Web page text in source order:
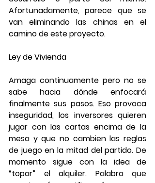
Afortunadamente, parece que se
van eliminando las chinas en el
camino de este proyecto.
Ley de Vivienda
Amaga continuamente pero no se
sabe hacia dónde enfocará
finalmente sus pasos. Eso provoca
inseguridad, los inversores quieren
jugar con las cartas encima de la
mesa y que no cambien las reglas
de juego en la mitad del partido. De
momento sigue con la idea de
“topar” el alquiler. Palabra que